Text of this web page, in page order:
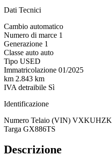
Dati Tecnici
Cambio automatico
Numero di marce 1
Generazione 1
Classe auto auto
Tipo USED
Immatricolazione 01/2025
km 2.843 km
IVA detraibile Sì
Identificazione
Numero Telaio (VIN)
Targa GX886TS
Descrizione